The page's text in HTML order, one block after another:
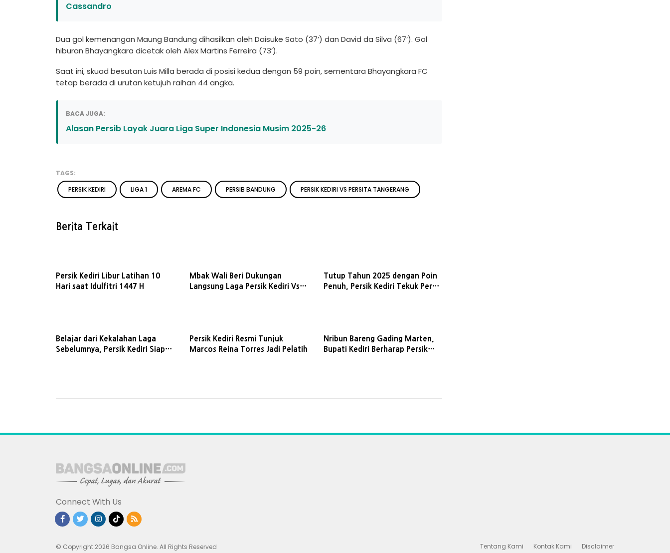
Cassandro
Dua gol kemenangan Maung Bandung dihasilkan oleh Daisuke Sato (37’) dan David da Silva (67’). Gol
hiburan Bhayangkara dicetak oleh Alex Martins Ferreira (73’).
Saat ini, skuad besutan Luis Milla berada di posisi kedua dengan 59 poin, sementara Bhayangkara FC
tetap berada di urutan ketujuh raihan 44 angka.
BACA JUGA:
Alasan Persib Layak Juara Liga Super Indonesia Musim 2025-26
TAGS:
PERSIK KEDIRI
LIGA 1 AREMA FC PERSIB BANDUNG PERSIK KEDIRI VS PERSITA TANGERANG
Berita Terkait
Persik Kediri Libur Latihan 10
Hari saat Idulfitri 1447 H
Mbak Wali Beri Dukungan
Langsung Laga Persik Kediri Vs
Tutup Tahun 2025 dengan Poin
Penuh, Persik Kediri Tekuk Persis
Belajar dari Kekalahan Laga
Sebelumnya, Persik Kediri Siap
Persik Kediri Resmi Tunjuk
Marcos Reina Torres Jadi Pelatih
Nribun Bareng Gading Marten,
Bupati Kediri Berharap Persik
Connect With Us
© Copyright 2026 Bangsa Online. All Rights Reserved Tentang Kami Kontak Kami Disclaimer